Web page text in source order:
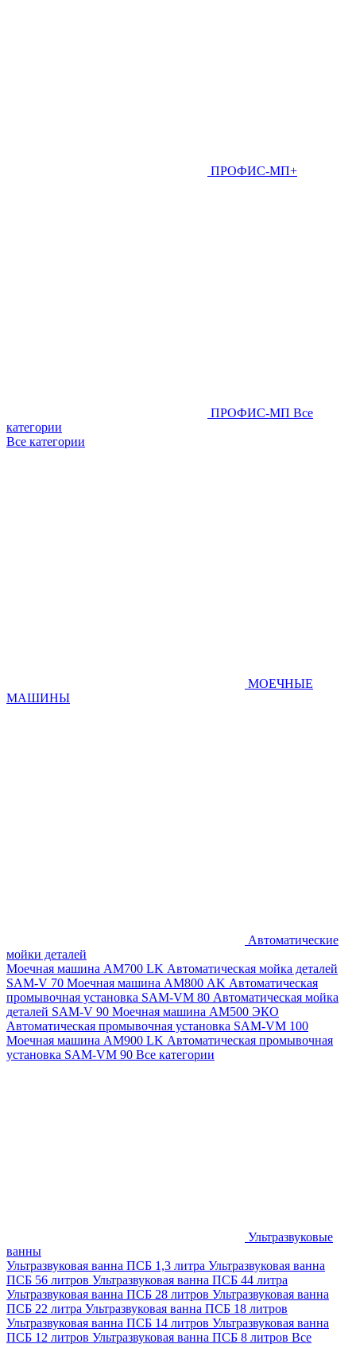
ПРОФИС-МП+
ПРОФИС-МП Все
категории
Все категории
МОЕЧНЫЕ
МАШИНЫ
Автоматические
мойки деталей
Моечная машина AM700 LK Автоматическая мойка деталей
SAM-V 70 Моечная машина АМ800 AK Автоматическая
промывочная установка SAM-VM 80 Автоматическая мойка
деталей SAM-V 90 Моечная машина АМ500 ЭКО
Автоматическая промывочная установка SAM-VM 100
Моечная машина AM900 LK Автоматическая промывочная
установка SAM-VM 90 Все категории
Ультразвуковые
ванны
Ультразвуковая ванна ПСБ 1,3 литра Ультразвуковая ванна
ПСБ 56 литров Ультразвуковая ванна ПСБ 44 литра
Ультразвуковая ванна ПСБ 28 литров Ультразвуковая ванна
ПСБ 22 литра Ультразвуковая ванна ПСБ 18 литров
Ультразвуковая ванна ПСБ 14 литров Ультразвуковая ванна
ПСБ 12 литров Ультразвуковая ванна ПСБ 8 литров Все